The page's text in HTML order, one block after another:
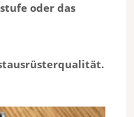
oder das